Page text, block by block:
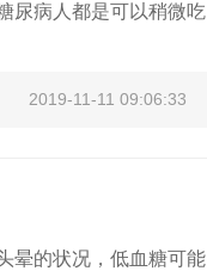
尿病人都是可以稍微吃
2019-11-11 09:06:33
晕的状况，低血糖可能